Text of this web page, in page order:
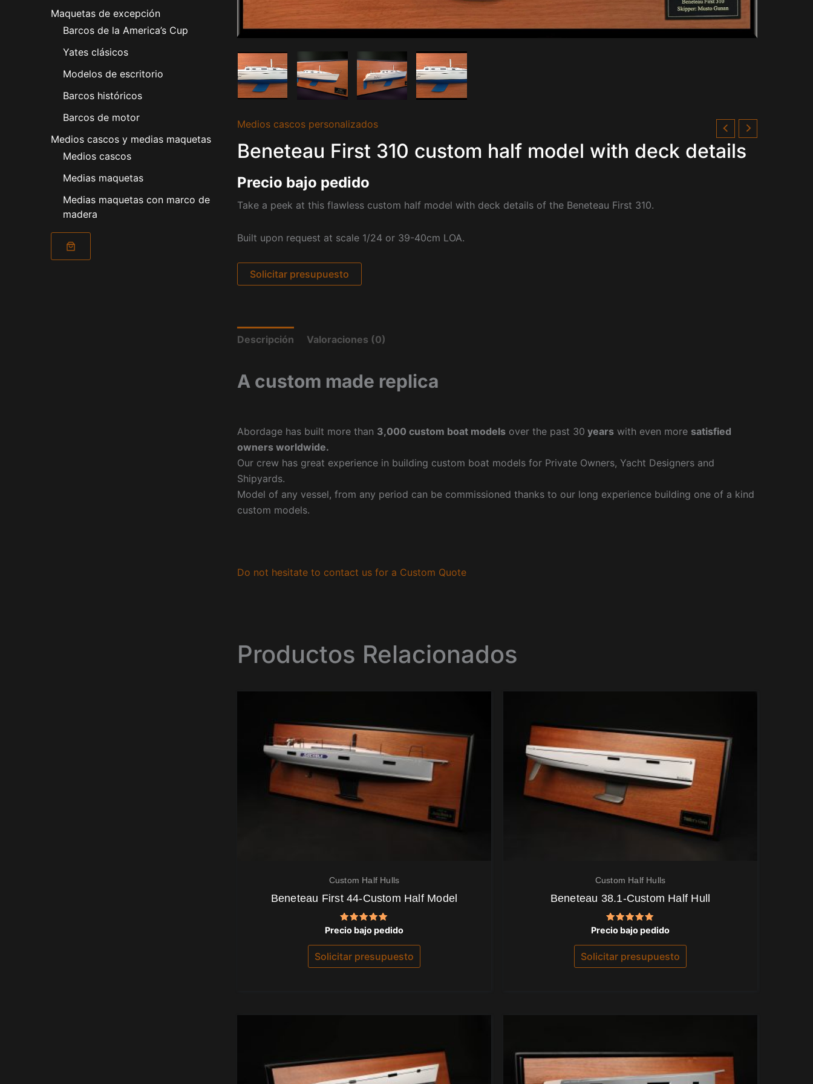
Maquetas de excepción
Barcos de la America’s Cup
Yates clásicos
Modelos de escritorio
Barcos históricos
Barcos de motor
Medios cascos y medias maquetas
Medios cascos
Medias maquetas
Medias maquetas con marco de
madera
Medios cascos personalizados
Beneteau First 310 custom half model with deck details
Precio bajo pedido
Take a peek at this flawless custom half model with deck details of the Beneteau First 310.
Built upon request at scale 1/24 or 39-40cm LOA.
Solicitar presupuesto
Descripción Valoraciones (0)
A custom made replica
Abordage has built more than 3,000 custom boat models over the past 30 years with even more satisfied
owners worldwide.
Our crew has great experience in building custom boat models for Private Owners, Yacht Designers and
Shipyards.
Model of any vessel, from any period can be commissioned thanks to our long experience building one of a kind
custom models.
Do not hesitate to contact us for a Custom Quote
Productos Relacionados
Custom Half Hulls
Beneteau First 44-Custom Half Model
Valorado
con
5.00
Precio bajo pedido
Solicitar presupuesto
Custom Half Hulls
Beneteau 38.1-Custom Half Hull
Valorado
con
5.00
Precio bajo pedido
Solicitar presupuesto